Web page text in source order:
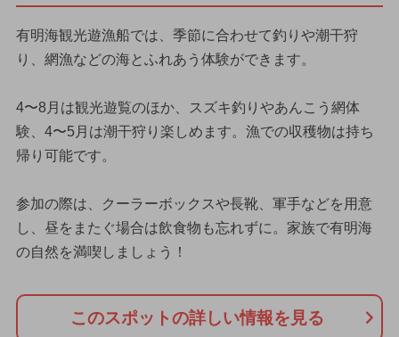
有明海観光遊漁船では、季節に合わせて釣りや潮干狩
り、網漁などの海とふれあう体験ができます。
4〜8月は観光遊覧のほか、スズキ釣りやあんこう網体
験、4〜5月は潮干狩り楽しめます。漁での収穫物は持ち
帰り可能です。
参加の際は、クーラーボックスや長靴、軍手などを用意
し、昼をまたぐ場合は飲食物も忘れずに。家族で有明海
の自然を満喫しましょう！
このスポットの詳しい情報を見る